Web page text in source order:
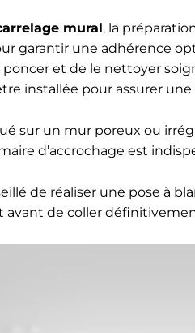
mural, la
garantir une adhérence
et de le nettoyer
installée pour assurer une
sur un mur poreux ou
d’accrochage est
de réaliser une pose à
avant de coller